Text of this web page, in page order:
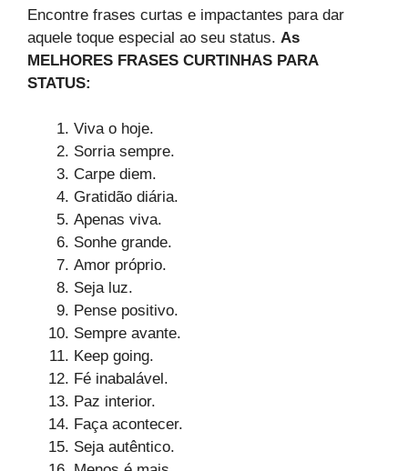
Encontre frases curtas e impactantes para dar
aquele toque especial ao seu status. As
MELHORES FRASES CURTINHAS PARA
STATUS:
Viva o hoje.
Sorria sempre.
Carpe diem.
Gratidão diária.
Apenas viva.
Sonhe grande.
Amor próprio.
Seja luz.
Pense positivo.
Sempre avante.
Keep going.
Fé inabalável.
Paz interior.
Faça acontecer.
Seja autêntico.